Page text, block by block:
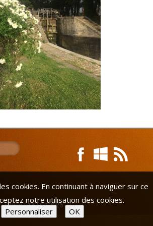
site le : 14 / 5 / 2026
cookies. En continuant à naviguer sur ce
notre utilisation des cookies.
Personnaliser
OK